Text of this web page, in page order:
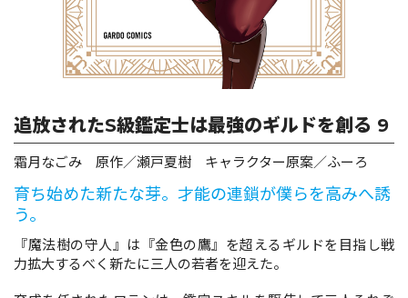
コミックガルド
コミッククリエ
追放されたS級鑑定士は最強のギルドを創る 9
霜月なごみ 原作／瀬戸夏樹 キャラクター原案／ふーろ
育ち始めた新たな芽。才能の連鎖が僕らを高みへ誘
う。
『魔法樹の守人』は『金色の鷹』を超えるギルドを目指し戦
力拡大するべく新たに三人の若者を迎えた。